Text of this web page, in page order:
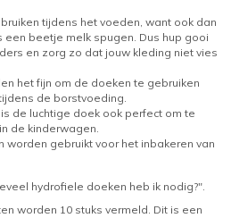
tijdens het voeden, want ook dan
een beetje melk spugen. Dus hup gooi
en zorg zo dat jouw kleding niet vies
het fijn om de doeken te gebruiken
de borstvoeding.
de luchtige doek ook perfect om te
de kinderwagen.
worden gebruikt voor het inbakeren van
hydrofiele doeken heb ik nodig?".
worden 10 stuks vermeld. Dit is een